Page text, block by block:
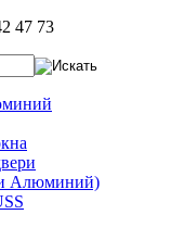
47 73
Алюминий)